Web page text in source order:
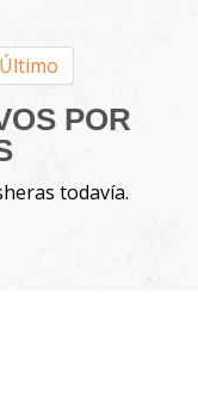
Último
POR
todavía.